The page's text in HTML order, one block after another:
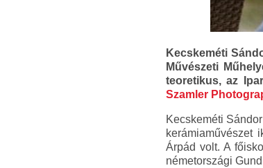
Kecskeméti
Művészeti
teoretikus, az
Szamler
Kecskeméti
kerámiaművészet
Árpád volt. A
németországi